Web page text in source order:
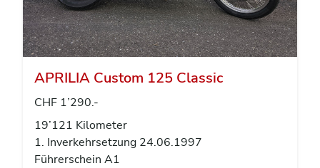
APRILIA Custom 125 Classic
CHF 1’290.-
19’121 Kilometer
1. Inverkehrsetzung 24.06.1997
Führerschein A1